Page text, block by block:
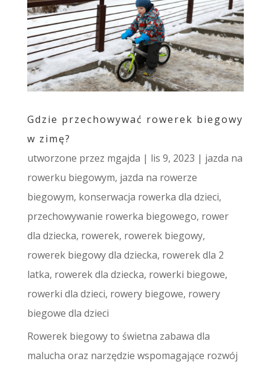
Gdzie przechowywać rowerek biegowy
w zimę?
utworzone przez mgajda | lis 9, 2023 | jazda na
rowerku biegowym, jazda na rowerze
biegowym, konserwacja rowerka dla dzieci,
przechowywanie rowerka biegowego, rower
dla dziecka, rowerek, rowerek biegowy,
rowerek biegowy dla dziecka, rowerek dla 2
latka, rowerek dla dziecka, rowerki biegowe,
rowerki dla dzieci, rowery biegowe, rowery
biegowe dla dzieci
Rowerek biegowy to świetna zabawa dla
malucha oraz narzędzie wspomagające rozwój